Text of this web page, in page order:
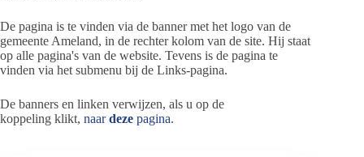
De pagina is te vinden via de banner met het logo van de
gemeente Ameland, in de rechter kolom van de site. Hij staat
op alle pagina's van de website. Tevens is de pagina te
vinden via het submenu bij de Links-pagina.
De banners en linken verwijzen, als u op de
koppeling klikt, naardeze pagina.